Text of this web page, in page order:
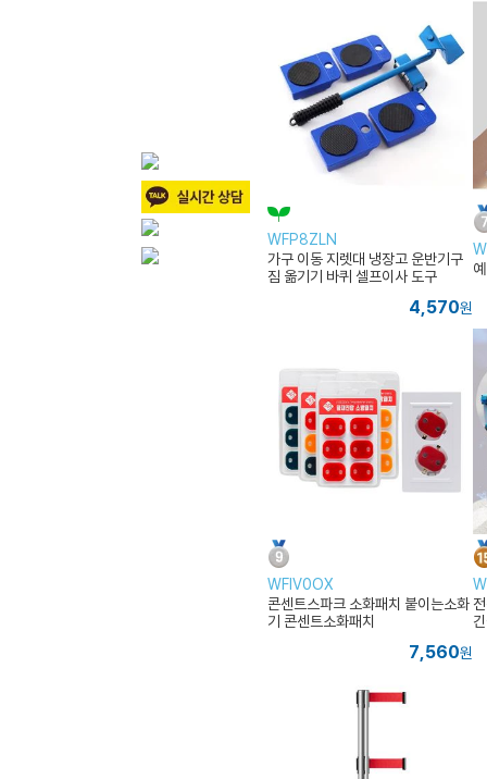
WFP8ZLN
가구 이동 지렛대 냉장고 운반기구
짐 옮기기 바퀴 셀프이사 도구
4,570원
WFIV0OX
콘센트스파크 소화패치 붙이는소화
기 콘센트소화패치
7,560원